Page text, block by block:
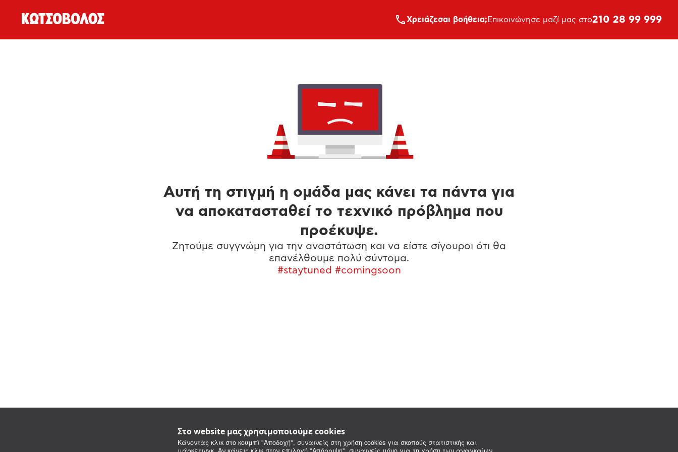
Στο website μας χρησιμοποιούμε cookies
Κάνοντας κλικ στο κουμπί "Αποδοχή", συναινείς στη χρήση cookies για σκοπούς στατιστικής και
Xρειάζεσαι βοήθεια; Επικοινώνησε μαζί μας στο210 28 99 999
Αυτή τη στιγμή η ομάδα μας κάνει τα πάντα για
να αποκατασταθεί το τεχνικό πρόβλημα που
προέκυψε.
Ζητούμε συγγνώμη για την αναστάτωση και να είστε σίγουροι ότι θα
επανέλθουμε πολύ σύντομα.
#staytuned #comingsoon